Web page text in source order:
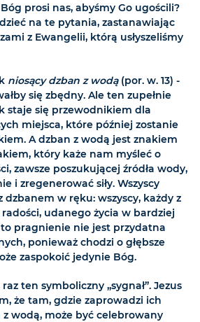
prosi nas, abyśmy Go ugościli?
na te pytania, zastanawiając
z Ewangelii, którą usłyszeliśmy
niosący dzban z wodą(por. w. 13) -
się zbędny. Ale ten zupełnie
staje się przewodnikiem dla
miejsca, które później zostanie
A dzban z wodą jest znakiem
który każe nam myśleć o
zawsze poszukującej źródła wody,
i zregenerować siły. Wszyscy
dzbanem w ręku: wszyscy, każdy z
radości, udanego życia w bardziej
pragnienie nie jest przydatna
ponieważ chodzi o głębsze
zaspokoić jedynie Bóg.
ten symboliczny „sygnał”. Jezus
że tam, gdzie zaprowadzi ich
z wodą, może być celebrowany